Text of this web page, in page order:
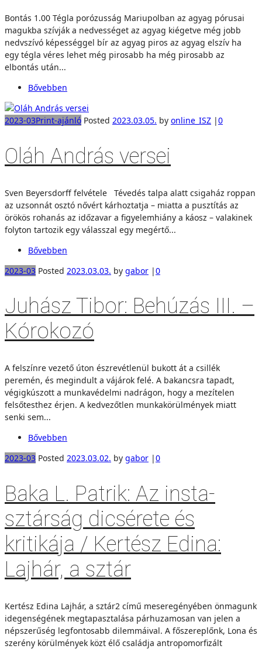
Bontás 1.00 Tégla porózusság Mariupolban az agyag pórusai
magukba szívják a nedvességet az agyag kiégetve még jobb
nedvszívó képességgel bír az agyag piros az agyag elszív ha
egy tégla véres lehet még pirosabb ha még pirosabb az
elbontás után...
Bővebben
2023-03Print-ajánló Posted 2023.03.05. by online_ISZ |0
Oláh András versei
Sven Beyersdorff felvétele Tévedés talpa alatt csigaház roppan
az uzsonnát osztó nővért kárhoztatja – miatta a pusztítás az
örökös rohanás az időzavar a figyelemhiány a káosz – valakinek
folyton tartozik egy válasszal egy megértő...
Bővebben
2023-03 Posted 2023.03.03. by gabor |0
Juhász Tibor: Behúzás III. –
Kórokozó
A felszínre vezető úton észrevétlenül bukott át a csillék
peremén, és megindult a vájárok felé. A bakancsra tapadt,
végigkúszott a munkavédelmi nadrágon, hogy a mezítelen
felsőtesthez érjen. A kedvezőtlen munkakörülmények miatt
senki sem...
Bővebben
2023-03 Posted 2023.03.02. by gabor |0
Baka L. Patrik: Az insta-
sztárság dicsérete és
kritikája / Kertész Edina:
Lajhár, a sztár
Kertész Edina Lajhár, a sztár2 című meseregényében önmagunk
idegenségének megtapasztalása párhuzamosan van jelen a
népszerűség legfontosabb dilemmáival. A főszereplőnk, Lona és
szerény körülmények közt élő családja antropomorfizált